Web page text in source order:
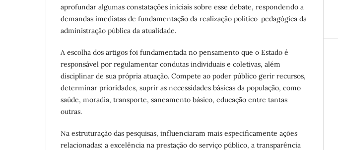
aprofundar algumas constatações iniciais sobre esse debate, respondendo a
demandas imediatas de fundamentação da realização político-pedagógica da
administração pública da atualidade.
A escolha dos artigos foi fundamentada no pensamento que o Estado é
responsável por regulamentar condutas individuais e coletivas, além
disciplinar de sua própria atuação. Compete ao poder público gerir recursos,
determinar prioridades, suprir as necessidades básicas da população, como
saúde, moradia, transporte, saneamento básico, educação entre tantas
outras.
Na estruturação das pesquisas, influenciaram mais especificamente ações
relacionadas: a excelência na prestação do serviço público, a transparência